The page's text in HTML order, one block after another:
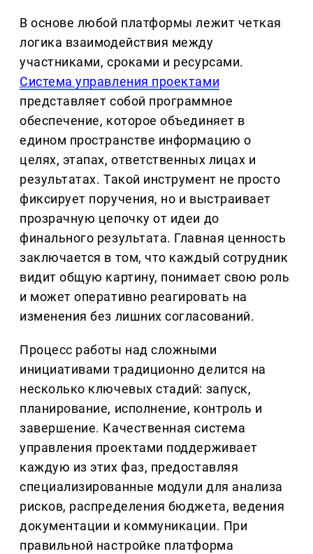
В основе любой платформы лежит четкая
логика взаимодействия между
участниками, сроками и ресурсами.
Система управления проектами
представляет собой программное
обеспечение, которое объединяет в
едином пространстве информацию о
целях, этапах, ответственных лицах и
результатах. Такой инструмент не просто
фиксирует поручения, но и выстраивает
прозрачную цепочку от идеи до
финального результата. Главная ценность
заключается в том, что каждый сотрудник
видит общую картину, понимает свою роль
и может оперативно реагировать на
изменения без лишних согласований.
Процесс работы над сложными
инициативами традиционно делится на
несколько ключевых стадий: запуск,
планирование, исполнение, контроль и
завершение. Качественная система
управления проектами поддерживает
каждую из этих фаз, предоставляя
специализированные модули для анализа
рисков, распределения бюджета, ведения
документации и коммуникации. При
правильной настройке платформа